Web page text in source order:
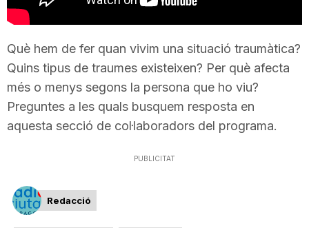
d
e
T
r
Què hem de fer quan vivim una situació traumàtica?
Quins tipus de traumes existeixen? Per què afecta
més o menys segons la persona que ho viu?
Preguntes a les quals busquem resposta en
aquesta secció de col·laboradors del programa.
PUBLICITAT
Redacció